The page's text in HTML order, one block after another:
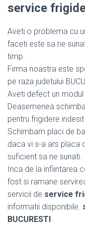
service
Aveti o problema cu
faceti este sa ne
timp.
Firma noastra este
pe raza judetului
Aveti defect un
Deasemenea
pentru frigidere indesit
Schimbam placi de
daca vi s-a ars placa
suficient sa ne sunati.
Inca de la infiintarea
fost si ramane
servicii de service
informatii disponibile.
BUCURESTI